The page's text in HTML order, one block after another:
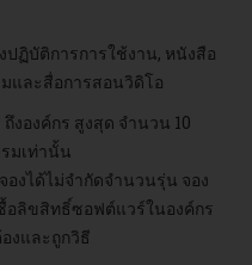
ปฏิบัติการการใช้งาน, หนังสือ
และสื่อการสอนวิดิโอ
งองค์กร สูงสุด จำนวน 10
มเท่านั้น
งได้ไม่จำกัดจำนวนรุ่น จอง
ลิขสิทธิ์ซอฟต์แวร์ในองค์กร
งและถูกวิธี